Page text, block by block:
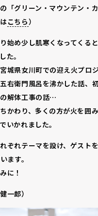
の「グリーン・マウンテン・
こちら）
始め少し肌寒くなってくる
た。
城県女川町での迎え火プロ
右衛門風呂を沸かした話、
解体工事の話…
かわり、多くの方が火を囲
いかれました。
ぞれテーマを設け、ゲスト
ます。
に！
一郎）